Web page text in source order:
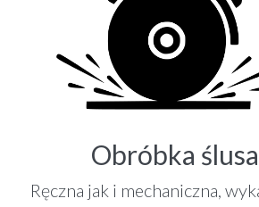
Obróbka
Ręczna jak i mechaniczna,